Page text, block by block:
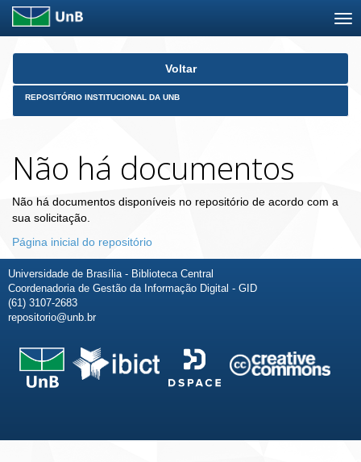
Skip
Voltar
REPOSITÓRIO INSTITUCIONAL DA UNB
Não há documentos
Não há documentos disponíveis no repositório de acordo com a
sua solicitação.
Página inicial do repositório
Universidade de Brasília - Biblioteca Central
Coordenadoria de Gestão da Informação Digital - GID
(61) 3107-2683
repositorio@unb.br